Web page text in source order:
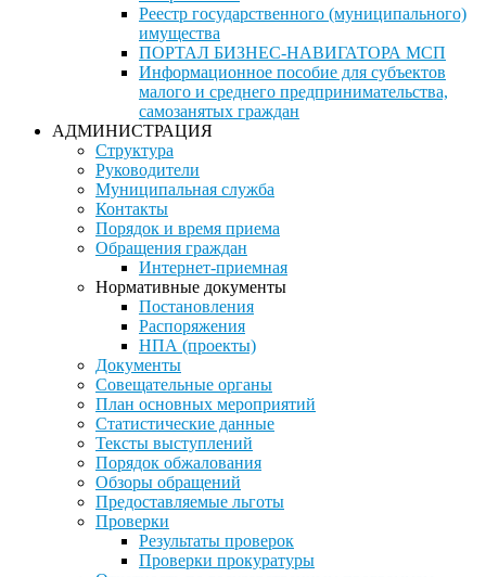
Реестр государственного (муниципального)
имущества
ПОРТАЛ БИЗНЕС-НАВИГАТОРА МСП
Информационное пособие для субъектов
малого и среднего предпринимательства,
самозанятых граждан
АДМИНИСТРАЦИЯ
Структура
Руководители
Муниципальная служба
Контакты
Порядок и время приема
Обращения граждан
Интернет-приемная
Нормативные документы
Постановления
Распоряжения
НПА (проекты)
Документы
Совещательные органы
План основных мероприятий
Статистические данные
Тексты выступлений
Порядок обжалования
Обзоры обращений
Предоставляемые льготы
Проверки
Результаты проверок
Проверки прокуратуры